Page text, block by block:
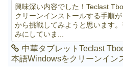
興味深い内容でした！Teclast
クリーンインストールする手順
から挑戦してみようと思います
みにしていま...
中華タブレットTeclast
本語Windowsをクリーンイン